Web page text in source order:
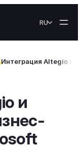
RU
Интеграция Altegio и
и